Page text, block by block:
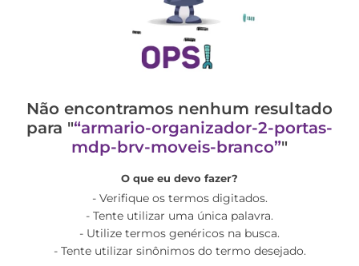
Não encontramos nenhum resultado
para " armario-organizador-2-portas-
mdp-brv-moveis-branco "
O que eu devo fazer?
Verifique os termos digitados.
Tente utilizar uma única palavra.
Utilize termos genéricos na busca.
Tente utilizar sinônimos do termo desejado.